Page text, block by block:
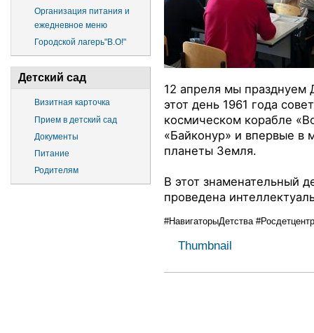
Организация питания и
ежедневное меню
Городской лагерь"В.О!"
Детский сад
Визитная карточка
Прием в детский сад
Документы
Питание
Родителям
12 апреля мы празднуем
этот день 1961 года
космическом корабле
«Байконур» и впервые в
планеты Земля.
В этот знаменательный
проведена
#НавигаторыДетства #Росдетцентр
Thumbnail